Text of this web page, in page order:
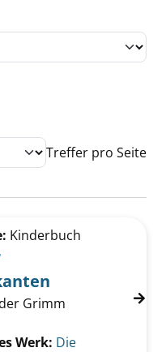
Treffer pro Seite
Kinderbuch
Grimm
Werk: Die